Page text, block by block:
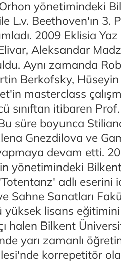
yönetimindeki
L.v. Beethoven'ın 3.
2009 Eklisia
Aleksandar
Aynı zamanda
Berkofsky,
masterclass
sınıftan itibaren
süre boyunca
Gnezdilova ve
devam etti.
yönetimindeki
adlı eserini
Sahne Sanatları
lisans eğitimini
halen Bilkent
yarı zamanlı
korrepetitör